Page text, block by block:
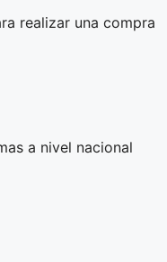
realizar una compra
a nivel nacional